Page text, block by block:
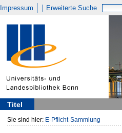
Impressum Erweiterte Suche
Titel
Sie sind hier: E-Pflicht-Sammlung